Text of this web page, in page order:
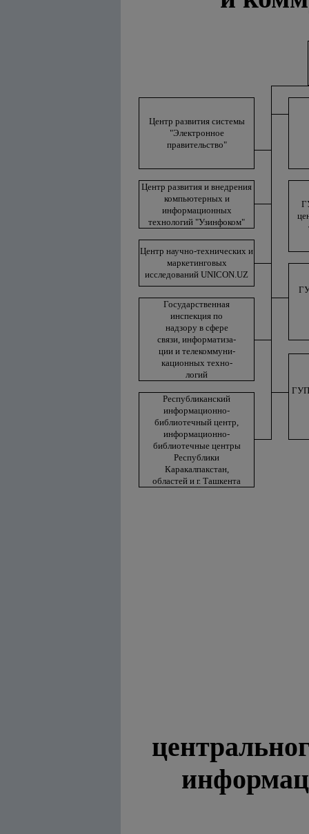
Центр развития системы
"Электронное
правительство"
Центр развития и внедрения
компьютерных и
информационных
технологий "Узинфоком"
Центр научно-технических и
маркетинговых
исследований UNICON.UZ
Государственная
инспекция по
надзору в сфере
связи, информатиза-
ции и телекоммуни-
кационных техно-
логий
ГУП
Республиканский
информационно-
библиотечный центр,
информационно-
библиотечные центры
Республики
Каракалпакстан,
областей и г. Ташкента